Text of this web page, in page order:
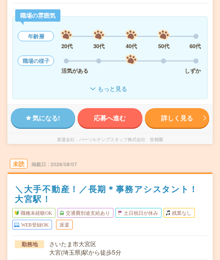
職場の雰囲気
年齢層
20代
30代 40代 50代
60代
職場の様子
活気がある
しずか
もっと見る
気になる! 応募へ進む 詳しく見る
派遣会社 パーソルテンプスタッフ株式会社 首都圏
未読 掲載日 2026/08/07
＼大手不動産！／長期＊事務アシスタント！
大宮駅！
職種未経験OK 交通費別途支給あり 土日祝日が休み 残業なし
WEB登録OK 派遣
勤務地
さいたま市大宮区
大宮(埼玉県)駅から徒歩5分